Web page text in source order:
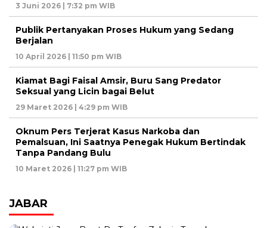
3 Juni 2026 | 7:32 pm WIB
Publik Pertanyakan Proses Hukum yang Sedang
Berjalan
10 April 2026 | 11:50 pm WIB
Kiamat Bagi Faisal Amsir, Buru Sang Predator
Seksual yang Licin bagai Belut
29 Maret 2026 | 4:29 pm WIB
Oknum Pers Terjerat Kasus Narkoba dan
Pemalsuan, Ini Saatnya Penegak Hukum Bertindak
Tanpa Pandang Bulu
10 Maret 2026 | 11:27 pm WIB
JABAR